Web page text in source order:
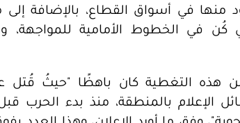
منها في أسواق القطاع، بالإضافة إلى
كُن في الخطوط الأمامية
الإعلام بالمنطقة، منذ بدء الحرب